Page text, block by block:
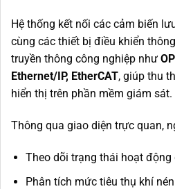
Hệ thống kết nối các cảm biến
cùng các thiết bị điều khiển
truyền thông công nghiệp như
Ethernet/IP, EtherCAT, giúp thu
hiển thị trên phần mềm giám sát.
Thông qua giao diện trực quan,
Theo dõi trạng thái hoạt động
Phân tích mức tiêu thụ khí